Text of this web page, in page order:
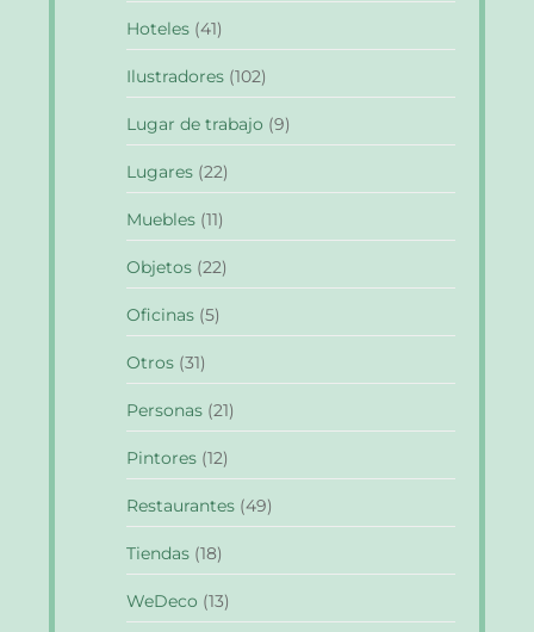
Hoteles (41)
Ilustradores (102)
Lugar de trabajo (9)
Lugares (22)
Muebles (11)
Objetos (22)
Oficinas (5)
Otros (31)
Personas (21)
Pintores (12)
Restaurantes (49)
Tiendas (18)
WeDeco (13)